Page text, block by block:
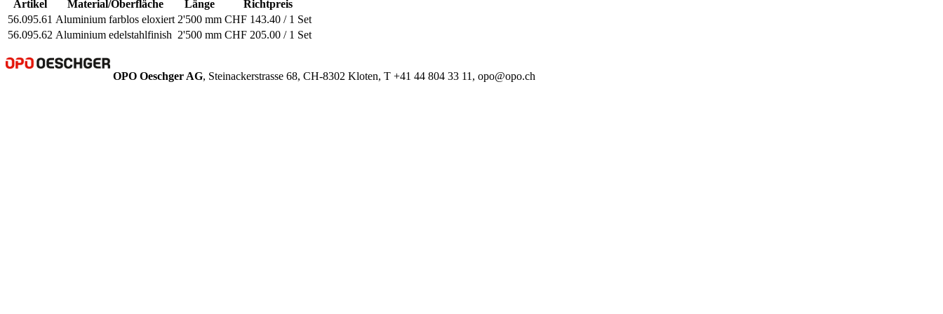
Artikel Material/Oberfläche Länge
Richtpreis
56.095.61 Aluminium farblos eloxiert 2'500 mm CHF 143.40 / 1 Set
56.095.62 Aluminium edelstahlfinish 2'500 mm CHF 205.00 / 1 Set
OPO Oeschger AG, Steinackerstrasse 68, CH-8302 Kloten, T +41 44 804 33 11, opo@opo.ch